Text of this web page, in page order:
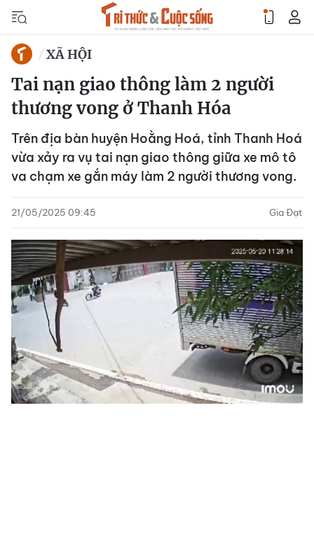
XÃ HỘI
Tai nạn giao thông làm 2 người
thương vong ở Thanh Hóa
Trên địa bàn huyện Hoằng Hoá, tỉnh Thanh Hoá
vừa xảy ra vụ tai nạn giao thông giữa xe mô tô
va chạm xe gắn máy làm 2 người thương vong.
21/05/2025 09:45 Gia Đạt